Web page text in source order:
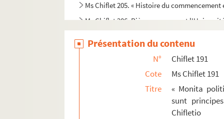
Ms Chiflet 205. « Histoire du
Ms Chiflet 206. Pièces concernant
Présentation du contenu
N°
Chiflet 191
Cote
Ms Chiflet 191
Titre
« Monita
sunt
Chifletio